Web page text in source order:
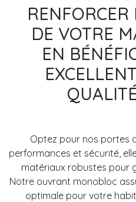
RENFORCER
DE VOTRE
EN
Optez pour nos portes
performances et sécurité,
matériaux robustes pour
Notre ouvrant monobloc
optimale pour votre